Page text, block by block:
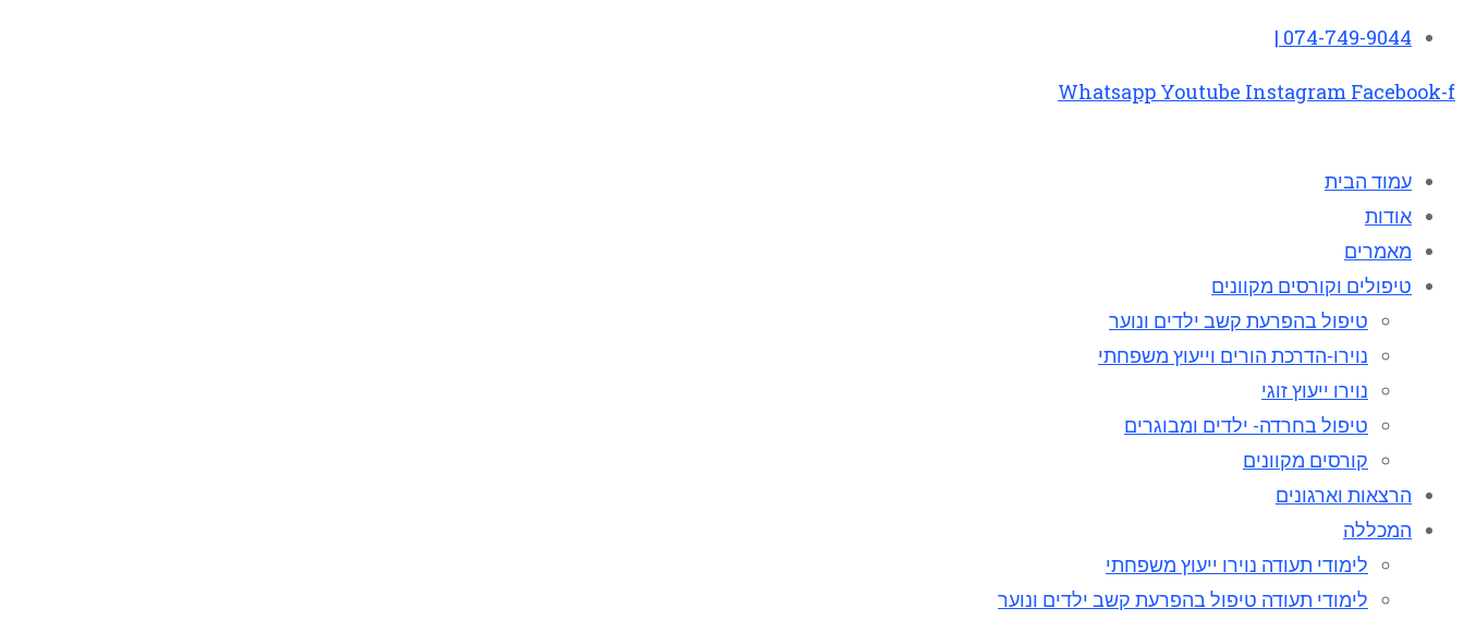
074-749-9044 |
Whatsapp Youtube Instagram Facebook-f
עמוד הבית
אודות
מאמרים
טיפולים וקורסים מקוונים
טיפול בהפרעת קשב ילדים ונוער
נוירו-הדרכת הורים וייעוץ משפחתי
נוירו ייעוץ זוגי
טיפול בחרדה- ילדים ומבוגרים
קורסים מקוונים
הרצאות וארגונים
המכללה
לימודי תעודה נוירו ייעוץ משפחתי
לימודי תעודה טיפול בהפרעת קשב ילדים ונוער